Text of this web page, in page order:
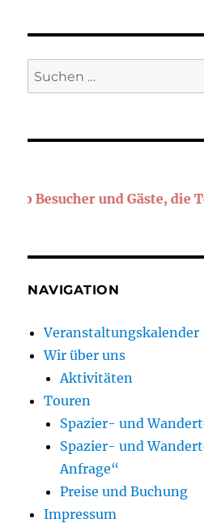
Suchen
nach:
Besucher und Gäste, die
NAVIGATION
Veranstaltungskalender
Wir über uns
Aktivitäten
Touren
Spazier- und
Spazier- und
Anfrage“
Preise und Buchung
Impressum